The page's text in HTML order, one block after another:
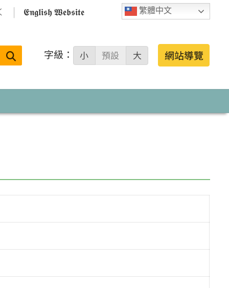
繁體中文
𝕰𝖓𝖌𝖑𝖎𝖘𝖍 𝖂𝖊𝖇𝖘𝖎𝖙𝖊
搜
字級： 小 預設 大 網站導覽